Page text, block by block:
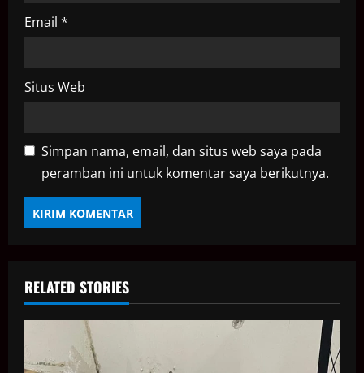
Email *
Situs Web
Simpan nama, email, dan situs web saya pada
peramban ini untuk komentar saya berikutnya.
RELATED STORIES